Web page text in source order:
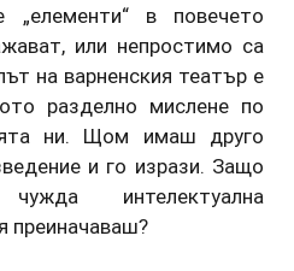
„елементи“ в повечето
или непростимо са
на варненския театър е
разделно мислене по
ни. Щом имаш друго
и го изрази. Защо
интелектуална
преиначаваш?